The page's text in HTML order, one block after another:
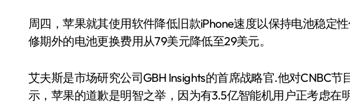
周四，苹果就其使用软件降低旧款iPhone速度以保持电池稳定
修期外的电池更换费用从79美元降低至29美元。
艾夫斯是市场研究公司GBH Insights的首席战略官.他对CNBC节
示，苹果的道歉是明智之举，因为有3.5亿智能机用户正考虑在